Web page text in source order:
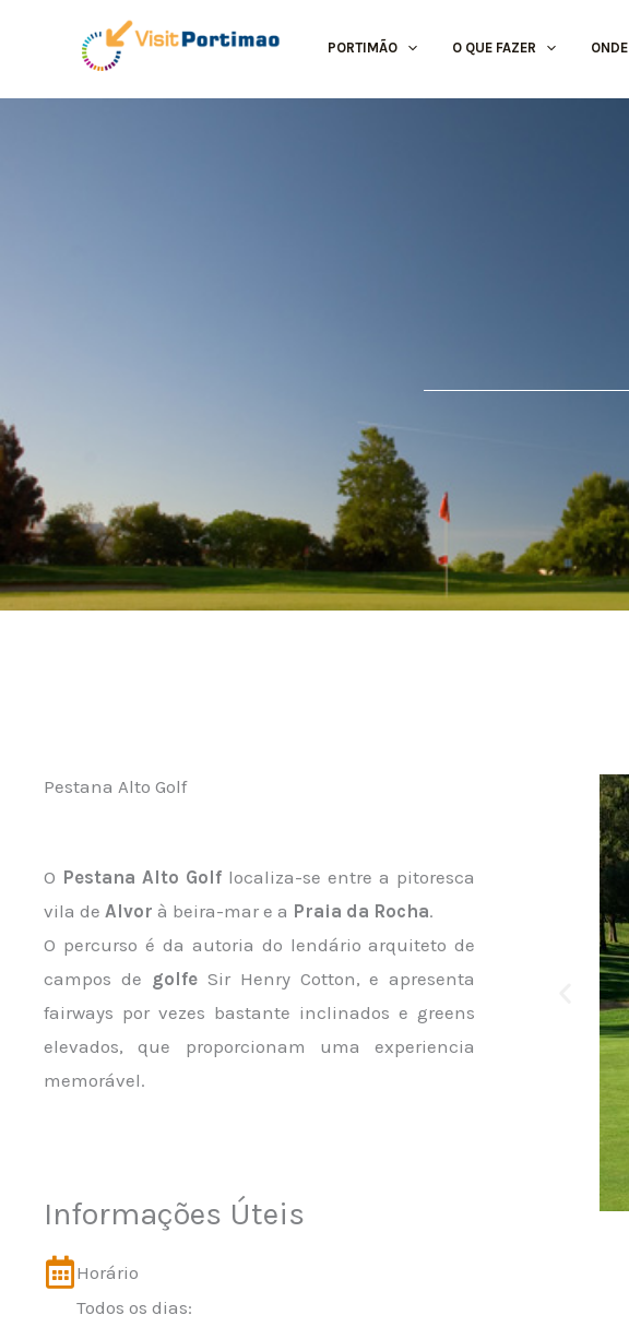
PORTIMÃO O QUE FAZER
Pestana Alto Golf
O Pestana Alto Golf localiza-se entre a pitoresca
vila de Alvor à beira-mar e a Praia da Rocha.
O percurso é da autoria do lendário arquiteto de
campos de golfeSir Henry Cotton, e apresenta
fairways por vezes bastante inclinados e greens
elevados, que proporcionam uma experiencia
memorável.
Informações Úteis
Horário
Todos os dias: